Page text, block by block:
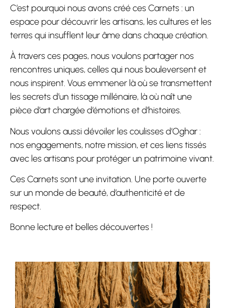
C’est pourquoi nous avons créé ces Carnets : un
espace pour découvrir les artisans, les cultures et les
terres qui insufflent leur âme dans chaque création.
À travers ces pages, nous voulons partager nos
rencontres uniques, celles qui nous bouleversent et
nous inspirent. Vous emmener là où se transmettent
les secrets d’un tissage millénaire, là où naît une
pièce d’art chargée d’émotions et d’histoires.
Nous voulons aussi dévoiler les coulisses d’Oghar :
nos engagements, notre mission, et ces liens tissés
avec les artisans pour protéger un patrimoine vivant.
Ces Carnets sont une invitation. Une porte ouverte
sur un monde de beauté, d’authenticité et de
respect.
Bonne lecture et belles découvertes !